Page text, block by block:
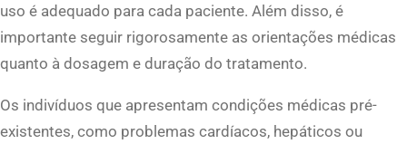
uso é adequado para cada paciente. Além disso, é
importante seguir rigorosamente as orientações médicas
quanto à dosagem e duração do tratamento.
Os indivíduos que apresentam condições médicas pré-
existentes, como problemas cardíacos, hepáticos ou